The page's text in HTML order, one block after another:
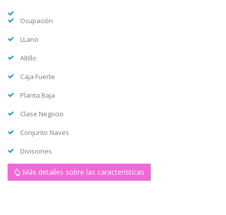
Ocupación
LLano
Altillo
Caja Fuerte
Planta Baja
Clase Negocio
Conjunto Naves
Divisiones
Más detalles sobre las características